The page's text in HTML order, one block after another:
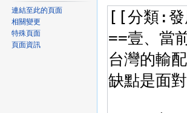
連結至此的頁面
相關變更
特殊頁面
頁面資訊